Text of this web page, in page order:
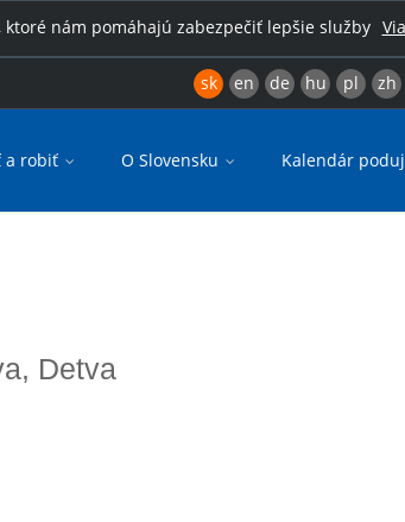
nám pomáhajú zabezpečiť lepšie služby
sk en de hu pl zh
a robiť O Slovensku Kalendár
Detva